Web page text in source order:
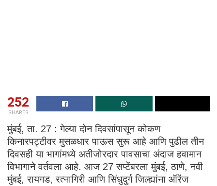
252
SHARES
मुंबई, ता. 27 : गेल्या दोन दिवसांपासून कोकण
किनारपट्टीवर मुसळधार पाऊस सुरू आहे आणि पुढील तीन
दिवसही या भागांमध्ये अतीजोरदार पावसाचा अंदाज हवामान
विभागाने वर्तवला आहे. आज 27 सप्टेंबरला मुंबई, ठाणे, नवी
मुंबई, रायगड, रत्नागिरी आणि सिंधुदुर्ग जिल्ह्यांना ऑरेंज